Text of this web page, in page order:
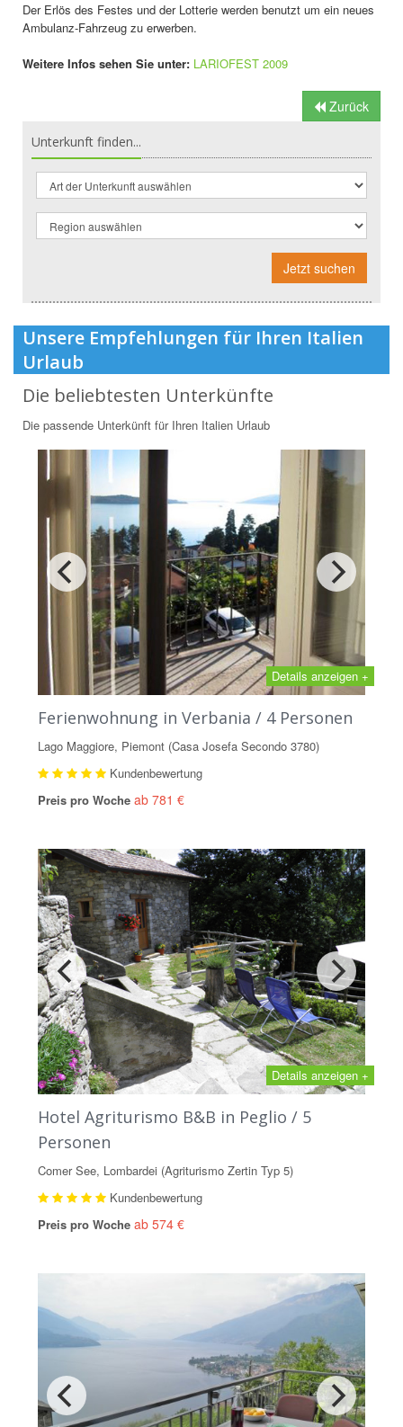
Der Erlös des Festes und der Lotterie werden benutzt um ein neues
Ambulanz-Fahrzeug zu erwerben.
Weitere Infos sehen Sie unter: LARIOFEST 2009
Zurück
Unterkunft finden...
Jetzt suchen
Unsere Empfehlungen für Ihren Italien
Urlaub
Die beliebtesten Unterkünfte
Die passende Unterkünft für Ihren Italien Urlaub
Details anzeigen +
Ferienwohnung in Verbania / 4 Personen
Lago Maggiore, Piemont (Casa Josefa Secondo 3780)
Kundenbewertung
Preis pro Woche ab 781 €
Details anzeigen +
Hotel Agriturismo B&B in Peglio / 5
Personen
Comer See, Lombardei (Agriturismo Zertin Typ 5)
Kundenbewertung
Preis pro Woche ab 574 €